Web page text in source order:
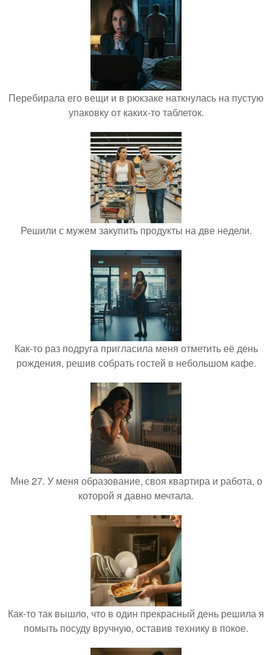
Перебирала его вещи и в рюкзаке наткнулась на пустую
упаковку от каких-то таблеток.
Решили с мужем закупить продукты на две недели.
Как-то раз подруга пригласила меня отметить её день
рождения, решив собрать гостей в небольшом кафе.
Мне 27. У меня образование, своя квартира и работа, о
которой я давно мечтала.
Как-то так вышло, что в один прекрасный день решила я
помыть посуду вручную, оставив технику в покое.